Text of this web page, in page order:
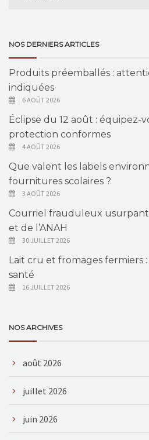
NOS DERNIERS ARTICLES
Produits préemballés :
indiquées
6 AOÛT 2026
Éclipse du 12 août : équipez-
protection conformes
4 AOÛT 2026
Que valent les labels
fournitures scolaires ?
3 AOÛT 2026
Courriel frauduleux usurpant
et de l’ANAH
30 JUILLET 2026
Lait cru et fromages fermiers
santé
16 JUILLET 2026
NOS ARCHIVES
août 2026
juillet 2026
juin 2026